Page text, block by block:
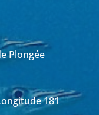
Plongée
181